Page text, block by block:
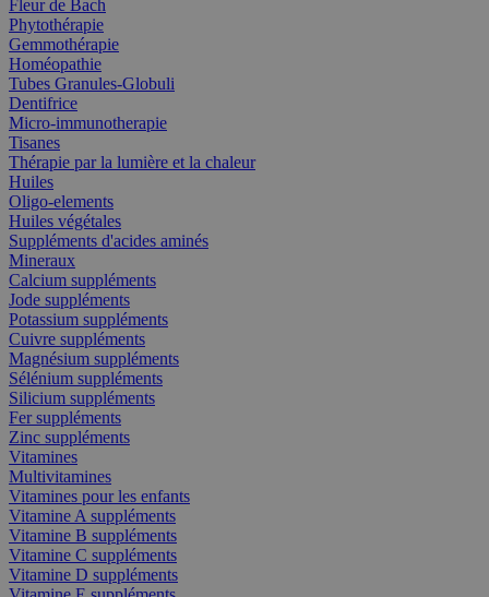
Fleur de Bach
Phytothérapie
Gemmothérapie
Homéopathie
Tubes Granules-Globuli
Dentifrice
Micro-immunotherapie
Tisanes
Thérapie par la lumière et la chaleur
Huiles
Oligo-elements
Huiles végétales
Suppléments d'acides aminés
Mineraux
Calcium suppléments
Jode suppléments
Potassium suppléments
Cuivre suppléments
Magnésium suppléments
Sélénium suppléments
Silicium suppléments
Fer suppléments
Zinc suppléments
Vitamines
Multivitamines
Vitamines pour les enfants
Vitamine A suppléments
Vitamine B suppléments
Vitamine C suppléments
Vitamine D suppléments